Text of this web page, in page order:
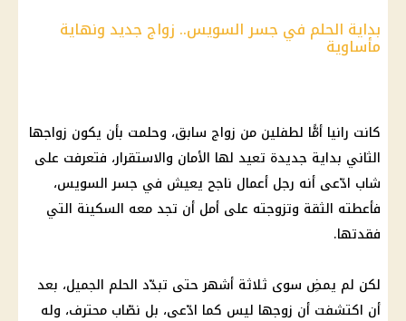
بداية الحلم في جسر السويس.. زواج جديد ونهاية
مأساوية
كانت رانيا أمًّا لطفلين من زواج سابق، وحلمت بأن يكون زواجها
الثاني بداية جديدة تعيد لها الأمان والاستقرار، فتعرفت على
شاب ادّعى أنه رجل أعمال ناجح يعيش في جسر السويس،
فأعطته الثقة وتزوجته على أمل أن تجد معه السكينة التي
فقدتها.
لكن لم يمضِ سوى ثلاثة أشهر حتى تبدّد الحلم الجميل، بعد
أن اكتشفت أن زوجها ليس كما ادّعى، بل نصّاب محترف، وله